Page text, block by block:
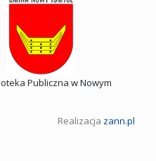
Publiczna w Nowym
Realizacja zann.pl